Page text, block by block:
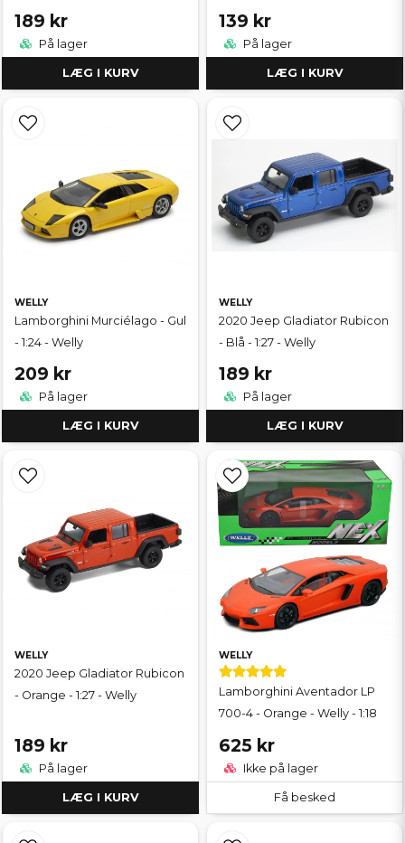
189 kr
På lager
LÆG I KURV
139 kr
På lager
LÆG I KURV
WELLY
Lamborghini Murciélago - Gul
- 1:24 - Welly
209 kr
På lager
LÆG I KURV
WELLY
2020 Jeep Gladiator Rubicon
- Blå - 1:27 - Welly
189 kr
På lager
LÆG I KURV
WELLY
2020 Jeep Gladiator Rubicon
- Orange - 1:27 - Welly
189 kr
På lager
LÆG I KURV
WELLY
Lamborghini Aventador LP
700-4 - Orange - Welly - 1:18
625 kr
Ikke på lager
Få besked